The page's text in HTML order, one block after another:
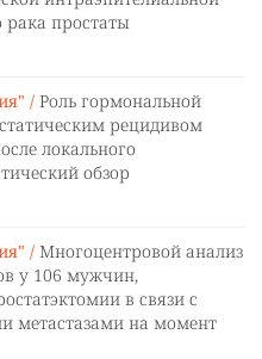
рака простаты
/ Роль гормональной
рецидивом
локального
обзор
/ Многоцентровой анализ
у 106 мужчин,
в связи с
метастазами на момент